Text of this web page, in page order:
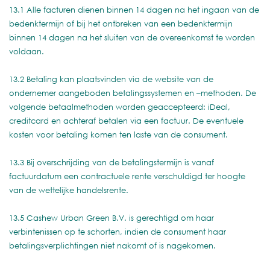
13.1 Alle facturen dienen binnen 14 dagen na het ingaan van de
bedenktermijn of bij het ontbreken van een bedenktermijn
binnen 14 dagen na het sluiten van de overeenkomst te worden
voldaan.
13.2 Betaling kan plaatsvinden via de website van de
ondernemer aangeboden betalingssystemen en –methoden. De
volgende betaalmethoden worden geaccepteerd: iDeal,
creditcard en achteraf betalen via een factuur. De eventuele
kosten voor betaling komen ten laste van de consument.
13.3 Bij overschrijding van de betalingstermijn is vanaf
factuurdatum een contractuele rente verschuldigd ter hoogte
van de wettelijke handelsrente.
13.5 Cashew Urban Green B.V. is gerechtigd om haar
verbintenissen op te schorten, indien de consument haar
betalingsverplichtingen niet nakomt of is nagekomen.